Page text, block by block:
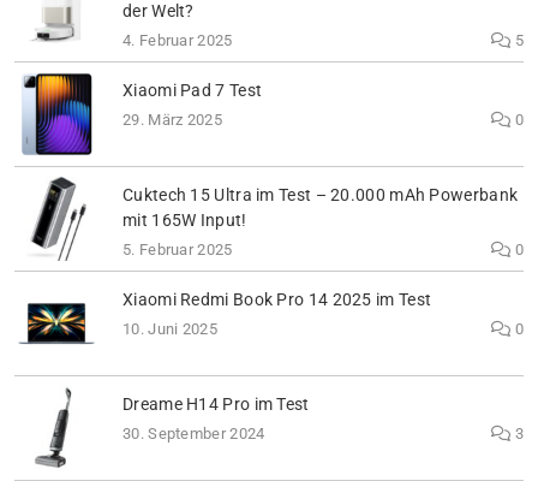
der Welt?
4. Februar 2025 5
Xiaomi Pad 7 Test
29. März 2025 0
Cuktech 15 Ultra im Test – 20.000 mAh Powerbank
mit 165W Input!
5. Februar 2025 0
Xiaomi Redmi Book Pro 14 2025 im Test
10. Juni 2025 0
Dreame H14 Pro im Test
30. September 2024 3